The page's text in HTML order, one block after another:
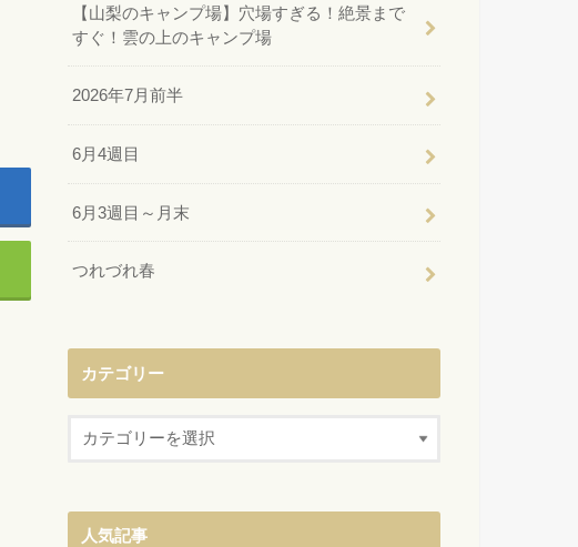
【山梨のキャンプ場】穴場すぎる！絶景まで
すぐ！雲の上のキャンプ場
2026年7月前半
6月4週目
6月3週目～月末
つれづれ春
カテゴリー
人気記事